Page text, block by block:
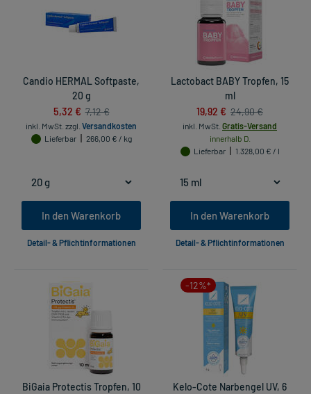
Candio HERMAL Softpaste,
20 g
5,32 € 7,12 €
inkl. MwSt. zzgl. Versandkosten
Lieferbar
266,00 € / kg
In den Warenkorb
Detail- & Pflichtinformationen
Lactobact BABY Tropfen, 15
ml
19,92 € 24,90 €
inkl. MwSt. Gratis-Versand
innerhalb D.
Lieferbar
1.328,00 € / l
In den Warenkorb
Detail- & Pflichtinformationen
BiGaia Protectis Tropfen, 10
-12%*
Kelo-Cote Narbengel UV, 6